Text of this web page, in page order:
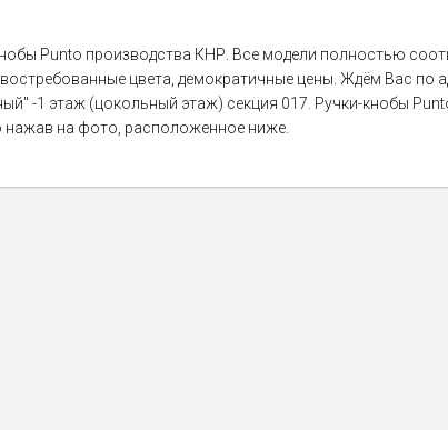
Punto производства КНР. Все модели полностью
цвета, демократичные цены. Ждём Вас по
-1 этаж (цокольный этаж) секция 017. Ручки-кнобы
на фото, расположенное ниже.